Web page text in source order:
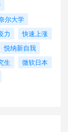
尔大学
力
快速上涨
悦纳新自我
生
微软日本